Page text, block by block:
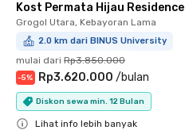
Kost Permata Hijau Residence
Grogol Utara, Kebayoran Lama
2.0 km dari BINUS University
mulai dari Rp3.850.000
-5% Rp3.620.000 /bulan
Diskon sewa min. 12 Bulan
Lihat info lebih banyak